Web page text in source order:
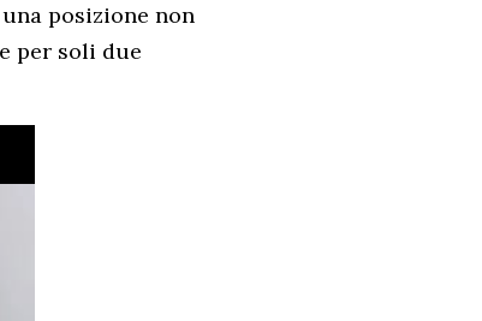
posizione non
per soli due